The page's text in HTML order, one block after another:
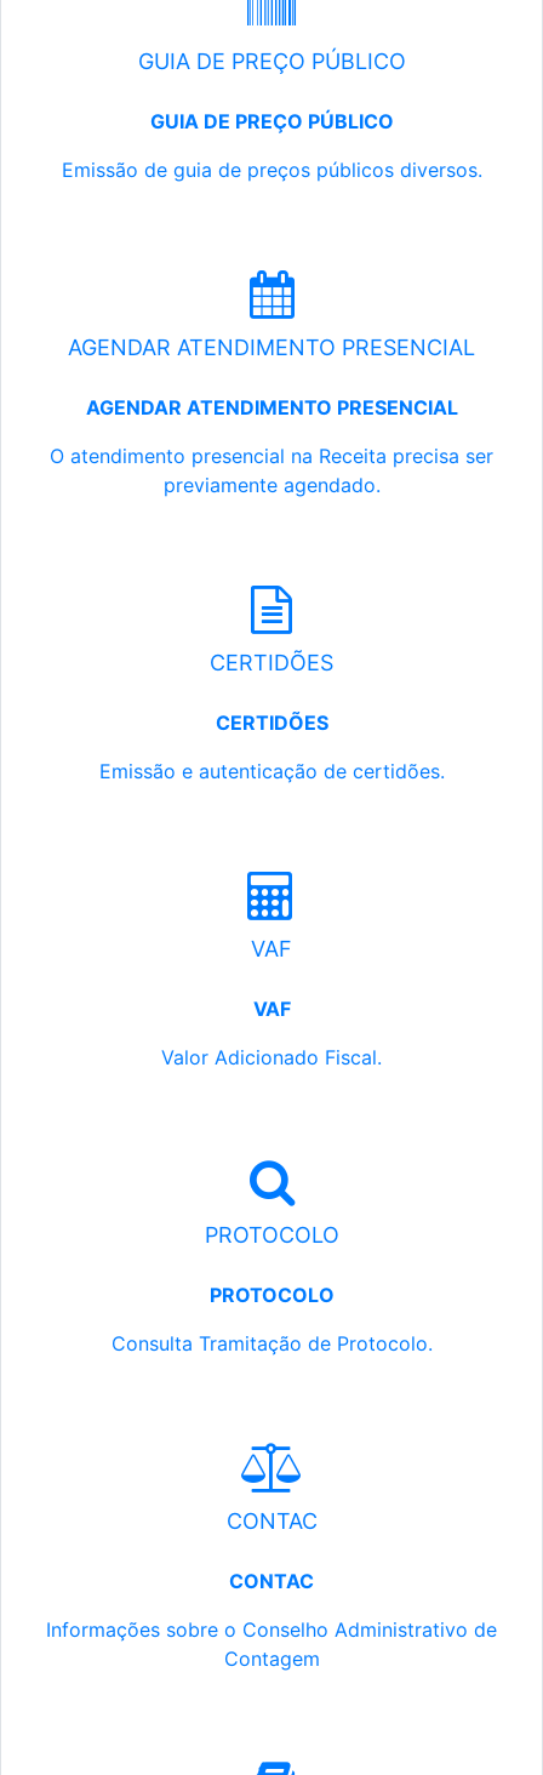
GUIA DE PREÇO PÚBLICO
GUIA DE PREÇO PÚBLICO
Emissão de guia de preços públicos diversos.
AGENDAR ATENDIMENTO PRESENCIAL
AGENDAR ATENDIMENTO PRESENCIAL
O atendimento presencial na Receita precisa ser
previamente agendado.
CERTIDÕES
CERTIDÕES
Emissão e autenticação de certidões.
VAF
VAF
Valor Adicionado Fiscal.
PROTOCOLO
PROTOCOLO
Consulta Tramitação de Protocolo.
CONTAC
CONTAC
Informações sobre o Conselho Administrativo de
Contagem